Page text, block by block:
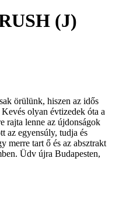
(J)
örülünk, hiszen az idős
olyan évtizedek óta a
rajta lenne az újdonságok
az egyensúly, tudja és
merre tart ő és az absztrakt
Üdv újra Budapesten,